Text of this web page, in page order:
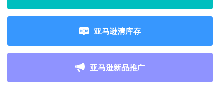
亚马逊清库存
亚马逊新品推广